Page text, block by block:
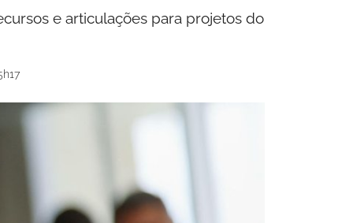
e articulações para projetos do